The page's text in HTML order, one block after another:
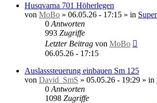
Husqvarna 701 Höherlegen
von MoBo » 06.05.26 - 17:15 » in
0 Antworten
993 Zugriffe
Letzter Beitrag von MoBo
06.05.26 - 17:15
Auslasssteuerung einbauen Sm 125
von David_SmS » 05.05.26 - 19:29 » in
0 Antworten
1098 Zugriffe